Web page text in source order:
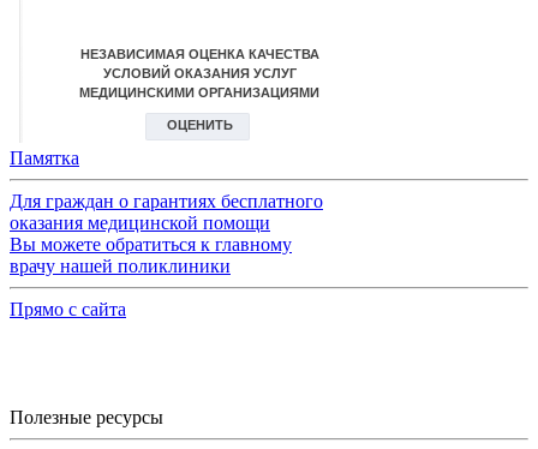
Памятка
Для граждан о гарантиях бесплатного
оказания медицинской помощи
Вы можете обратиться к главному
врачу нашей поликлиники
Прямо с сайта
Полезные ресурсы